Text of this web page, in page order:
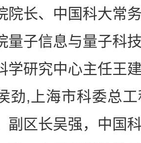
院长、中国科大常
量子信息与量子科
学研究中心主任王
劲,上海市科委总
副区长吴强，中国